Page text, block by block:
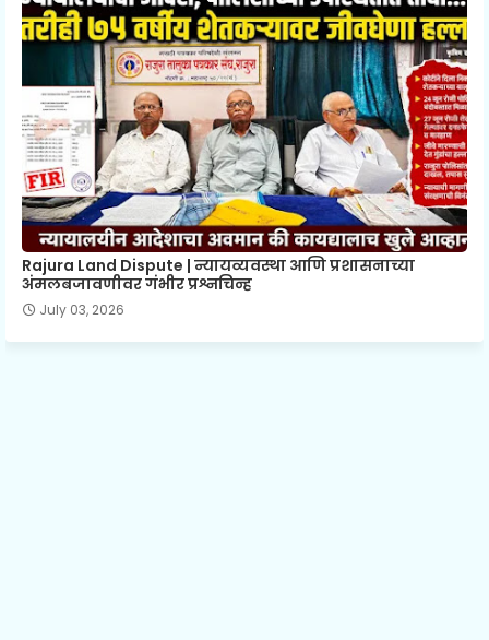
Rajura Land Dispute | न्यायव्यवस्था आणि प्रशासनाच्या
अंमलबजावणीवर गंभीर प्रश्नचिन्ह
July 03, 2026